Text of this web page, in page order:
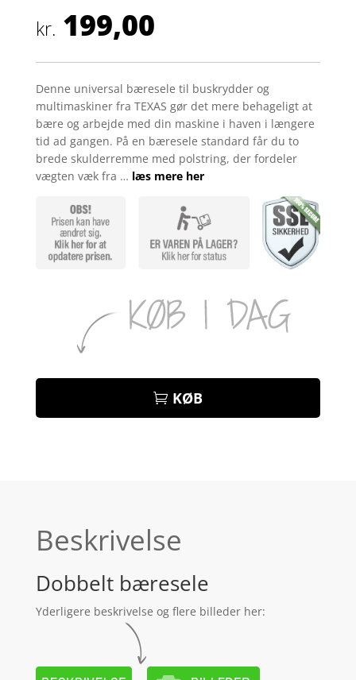
kr. 199,00
Denne universal bæresele til buskrydder og
multimaskiner fra TEXAS gør det mere behageligt at
bære og arbejde med din maskine i haven i længere
tid ad gangen. På en bæresele standard får du to
brede skulderremme med polstring, der fordeler
vægten væk fra … læs mere her
KØB
Beskrivelse
Dobbelt bæresele
Yderligere beskrivelse og flere billeder her: